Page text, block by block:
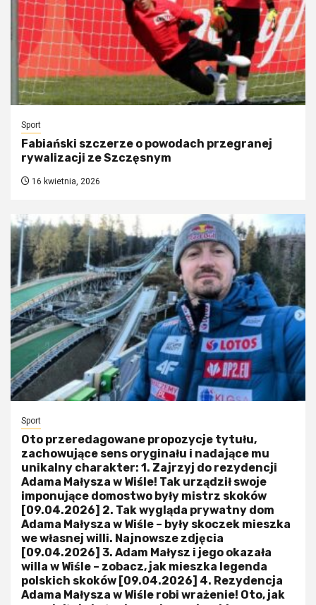
Sport
Fabiański szczerze o powodach przegranej
rywalizacji ze Szczęsnym
16 kwietnia, 2026
Sport
Oto przeredagowane propozycje tytułu,
zachowujące sens oryginału i nadające mu
unikalny charakter: 1. Zajrzyj do rezydencji
Adama Małysza w Wiśle! Tak urządził swoje
imponujące domostwo były mistrz skoków
[09.04.2026] 2. Tak wygląda prywatny dom
Adama Małysza w Wiśle – były skoczek mieszka
we własnej willi. Najnowsze zdjęcia
[09.04.2026] 3. Adam Małysz i jego okazała
willa w Wiśle – zobacz, jak mieszka legenda
polskich skoków [09.04.2026] 4. Rezydencja
Adama Małysza w Wiśle robi wrażenie! Oto, jak